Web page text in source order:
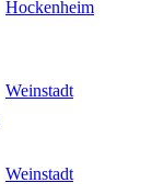
Hockenheim
Weinstadt
Weinstadt